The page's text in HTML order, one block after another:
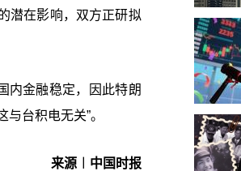
潜在影响，双方正研拟
内金融稳定，因此特朗
台积电无关”。
来源︱中国时报